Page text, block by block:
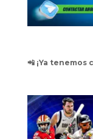
📲 ¡Ya